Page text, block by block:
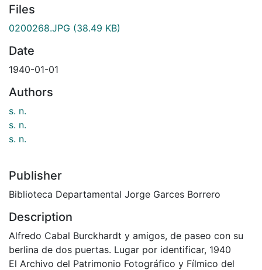
Files
0200268.JPG (38.49 KB)
Date
1940-01-01
Authors
s. n.
s. n.
s. n.
Publisher
Biblioteca Departamental Jorge Garces Borrero
Description
Alfredo Cabal Burckhardt y amigos, de paseo con su
berlina de dos puertas. Lugar por identificar, 1940
El Archivo del Patrimonio Fotográfico y Fílmico del